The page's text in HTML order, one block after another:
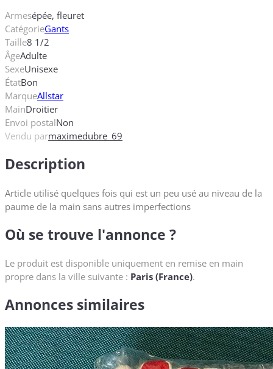
Armesépée, fleuret
CatégorieGants
Taille8 1/2
ÂgeAdulte
SexeUnisexe
ÉtatBon
MarqueAllstar
MainDroitier
Envoi postalNon
Vendu parmaximedubre_69
Description
Article utilisé quelques fois qui est un peu usé au niveau de la
paume de la main sans autres imperfections
Où se trouve l'annonce ?
Le produit est disponible uniquement en remise en main
propre dans la ville suivante : Paris (France).
Annonces similaires